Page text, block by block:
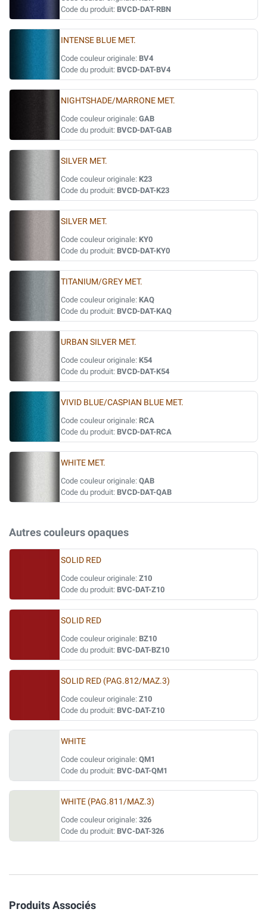
Code du produit: BVCD-DAT-RBN
INTENSE BLUE MET.
Code couleur originale: BV4
Code du produit: BVCD-DAT-BV4
NIGHTSHADE/MARRONE MET.
Code couleur originale: GAB
Code du produit: BVCD-DAT-GAB
SILVER MET.
Code couleur originale: K23
Code du produit: BVCD-DAT-K23
SILVER MET.
Code couleur originale: KY0
Code du produit: BVCD-DAT-KY0
TITANIUM/GREY MET.
Code couleur originale: KAQ
Code du produit: BVCD-DAT-KAQ
URBAN SILVER MET.
Code couleur originale: K54
Code du produit: BVCD-DAT-K54
VIVID BLUE/CASPIAN BLUE MET.
Code couleur originale: RCA
Code du produit: BVCD-DAT-RCA
WHITE MET.
Code couleur originale: QAB
Code du produit: BVCD-DAT-QAB
Autres couleurs opaques
SOLID RED
Code couleur originale: Z10
Code du produit: BVC-DAT-Z10
SOLID RED
Code couleur originale: BZ10
Code du produit: BVC-DAT-BZ10
SOLID RED (PAG.812/MAZ.3)
Code couleur originale: Z10
Code du produit: BVC-DAT-Z10
WHITE
Code couleur originale: QM1
Code du produit: BVC-DAT-QM1
WHITE (PAG.811/MAZ.3)
Code couleur originale: 326
Code du produit: BVC-DAT-326
Produits Associés